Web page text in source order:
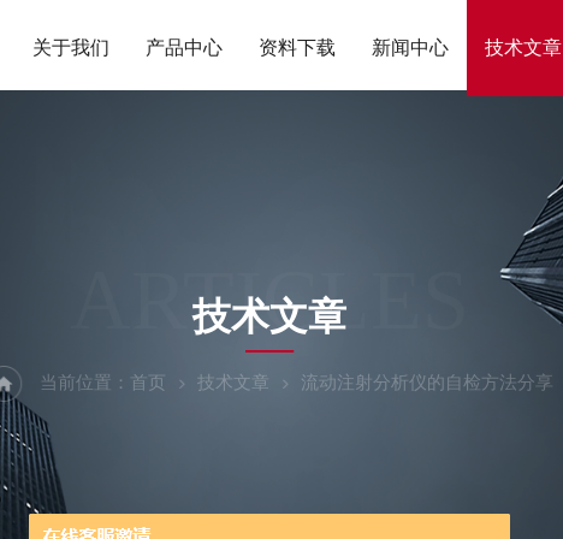
关于我们 产品中心 资料下载 新闻中心 技术文章
ARTICLES
技术文章
当前位置： 首页 技术文章 流动注射分析仪的自检方法分享